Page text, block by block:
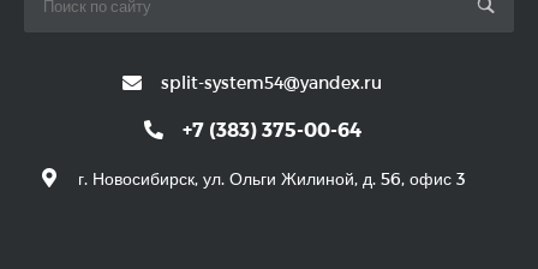
split-system54@yandex.ru
+7 (383) 375-00-64
г. Новосибирск, ул. Ольги Жилиной, д. 56, офис 3